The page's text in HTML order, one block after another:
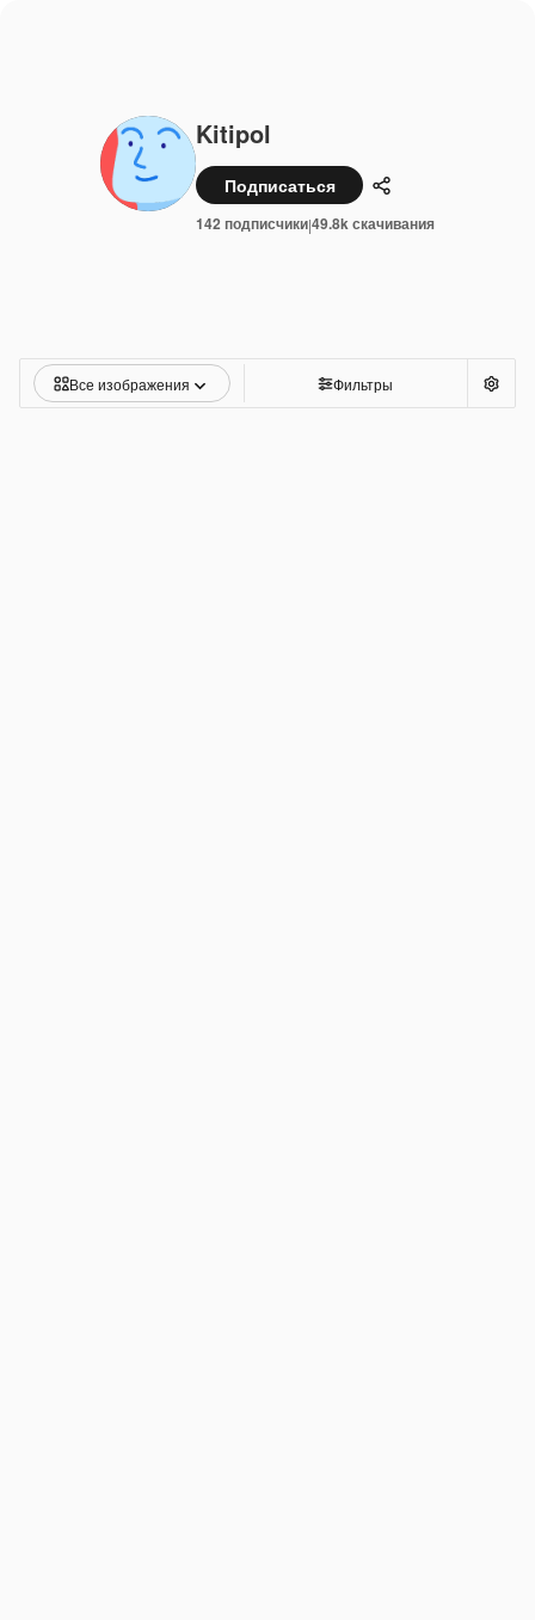
Kitipol
Подписаться Поделиться
142 подписчики|49.8k скачивания
Все изображения Фильтры